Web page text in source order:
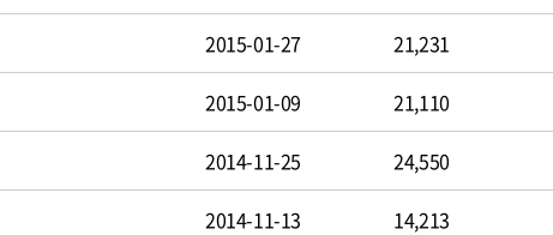
2015-01-27 21,231
2015-01-09 21,110
2014-11-25 24,550
2014-11-13 14,213